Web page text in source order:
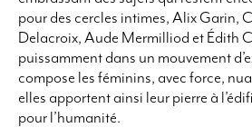
pour des cercles intimes, Alix Garin,
Delacroix, Aude Mermilliod et Édith
puissamment dans un mouvement
compose les féminins, avec force,
elles apportent ainsi leur pierre à
pour l’humanité.